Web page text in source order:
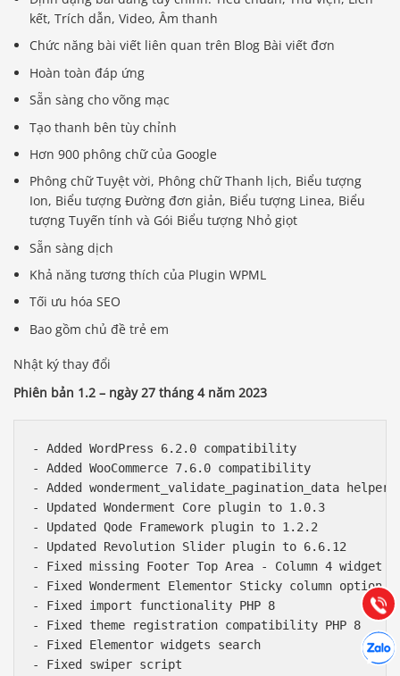
kết, Trích dẫn, Video, Âm thanh
Chức năng bài viết liên quan trên Blog Bài viết đơn
Hoàn toàn đáp ứng
Sẵn sàng cho võng mạc
Tạo thanh bên tùy chỉnh
Hơn 900 phông chữ của Google
Phông chữ Tuyệt vời, Phông chữ Thanh lịch, Biểu tượng
Ion, Biểu tượng Đường đơn giản, Biểu tượng Linea, Biểu
tượng Tuyến tính và Gói Biểu tượng Nhỏ giọt
Sẵn sàng dịch
Khả năng tương thích của Plugin WPML
Tối ưu hóa SEO
Bao gồm chủ đề trẻ em
Nhật ký thay đổi
Phiên bản 1.2 – ngày 27 tháng 4 năm 2023
- Added WordPress 6.2.0 compatibility
- Added WooCommerce 7.6.0 compatibility
- Added wonderment_validate_pagination_data helper
- Updated Wonderment Core plugin to 1.0.3
- Updated Qode Framework plugin to 1.2.2
- Updated Revolution Slider plugin to 6.6.12
- Fixed missing Footer Top Area - Column 4 widget
- Fixed Wonderment Elementor Sticky column option
- Fixed import functionality PHP 8
- Fixed theme registration compatibility PHP 8
- Fixed Elementor widgets search
- Fixed swiper script
Gọi
Báo giá & Đặt hàng:
0903.976.769
Hướng dẫn & Hỗ trợ:
(028) 22.166.144
Chát
Tư vấn
Hợp tác